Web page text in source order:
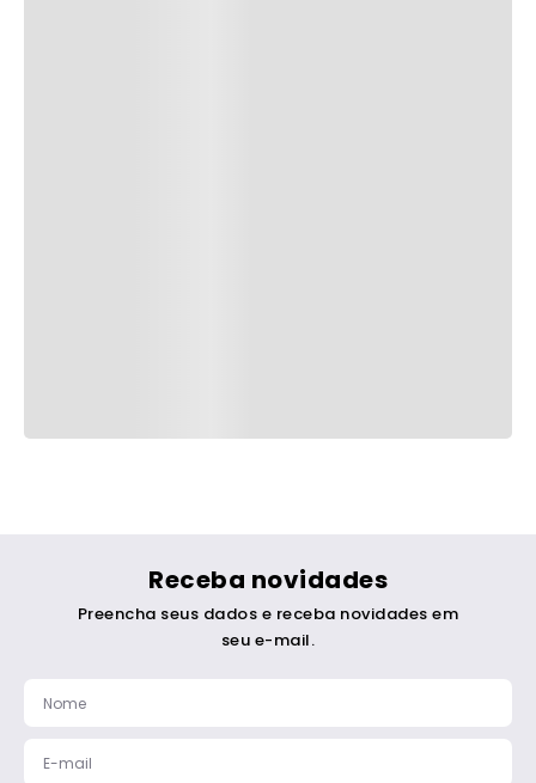
Receba novidades
Preencha seus dados e receba novidades em
seu e-mail.